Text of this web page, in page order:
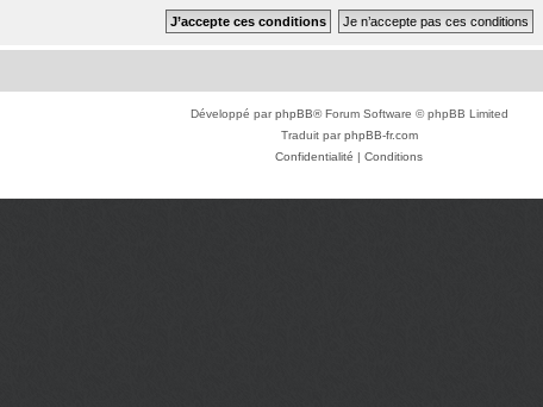
Développé parphpBB® Forum Software © phpBB Limited
Traduit parphpBB-fr.com
Confidentialité | Conditions